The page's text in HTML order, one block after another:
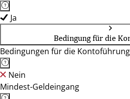
Ja
Bedingung für die
Bedingungen für die Kontoführung
Nein
Mindest-Geldeingang